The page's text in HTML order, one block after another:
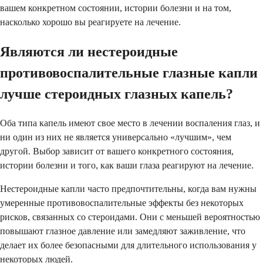
вашем конкретном состоянии, истории болезни и на том,
насколько хорошо вы реагируете на лечение.
Являются ли нестероидные
противовоспалительные глазные капли
лучше стероидных глазных капель?
Оба типа капель имеют свое место в лечении воспаления глаз, и
ни один из них не является универсально «лучшим», чем
другой. Выбор зависит от вашего конкретного состояния,
истории болезни и того, как ваши глаза реагируют на лечение.
Нестероидные капли часто предпочтительны, когда вам нужны
умеренные противовоспалительные эффекты без некоторых
рисков, связанных со стероидами. Они с меньшей вероятностью
повышают глазное давление или замедляют заживление, что
делает их более безопасными для длительного использования у
некоторых людей.